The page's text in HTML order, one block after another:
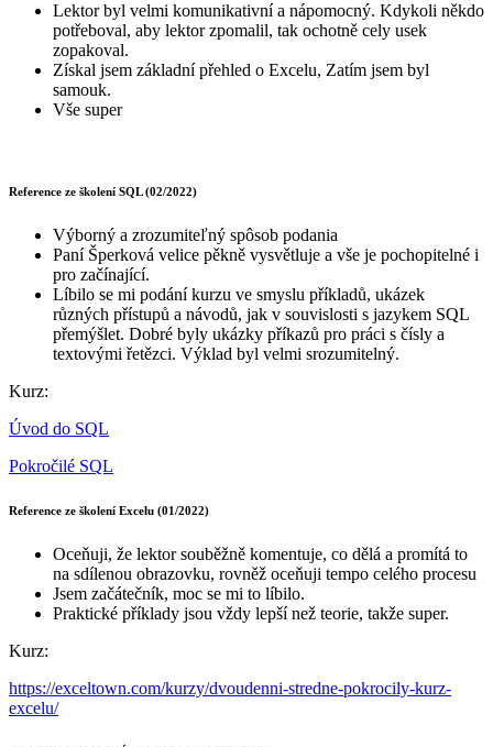
Lektor byl velmi komunikativní a nápomocný. Kdykoli někdo
potřeboval, aby lektor zpomalil, tak ochotně cely usek
zopakoval.
Získal jsem základní přehled o Excelu, Zatím jsem byl
samouk.
Vše super
Reference ze školení SQL (02/2022)
Výborný a zrozumiteľný spôsob podania
Paní Šperková velice pěkně vysvětluje a vše je pochopitelné i
pro začínající.
Líbilo se mi podání kurzu ve smyslu příkladů, ukázek
různých přístupů a návodů, jak v souvislosti s jazykem SQL
přemýšlet. Dobré byly ukázky příkazů pro práci s čísly a
textovými řetězci. Výklad byl velmi srozumitelný.
Kurz:
Úvod do SQL
Pokročilé SQL
Reference ze školení Excelu (01/2022)
Oceňuji, že lektor souběžně komentuje, co dělá a promítá to
na sdílenou obrazovku, rovněž oceňuji tempo celého procesu
Jsem začátečník, moc se mi to líbilo.
Praktické příklady jsou vždy lepší než teorie, takže super.
Kurz:
https://exceltown.com/kurzy/dvoudenni-stredne-pokrocily-kurz-
excelu/